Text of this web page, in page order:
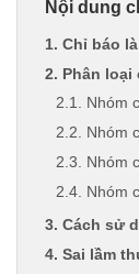
Nội dung
1. Chỉ báo
2. Phân loại
2.1. Nhóm
2.2. Nhóm
2.3. Nhóm
2.4. Nhóm
3. Cách sử
4. Sai lầm